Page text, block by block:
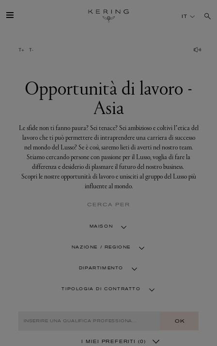
lavoro
TALENTI
SOSTENIBILITÀ
FINANCE
MEDIA
IT
Opportunità di lavoro -
Asia
Le sfide non ti fanno paura? Sei tenace? Sei ambizioso e coltivi l’etica del
lavoro che ti può permettere di intraprendere una carriera di successo
nel mondo del Lusso? Se è così, saremo lieti di averti nel nostro team.
Stiamo cercando persone con passione per il Lusso, voglia di fare la
differenza e desiderio di plasmare il futuro del nostro business.
Scopri le nostre opportunità di lavoro e unisciti al gruppo del Lusso più
influente al mondo.
CERCA PER
MAISON
NAZIONE / REGIONE
DIPARTIMENTO
TIPOLOGIA DI CONTRATTO
OK
I MIEI PREFERITI (0)